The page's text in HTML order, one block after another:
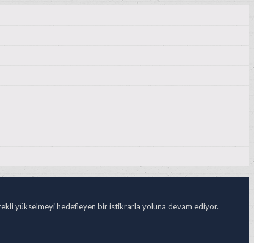
yükselmeyi hedefleyen bir istikrarla yoluna devam ediyor.